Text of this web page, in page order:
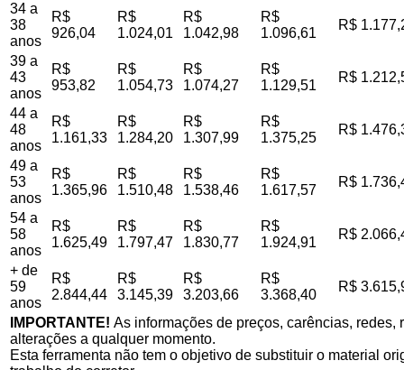
34 a
38
anos
R$
926,04
R$
1.024,01
R$
1.042,98
R$
1.096,61
R$
39 a
43
anos
R$
953,82
R$
1.054,73
R$
1.074,27
R$
1.129,51
R$
44 a
48
anos
R$
1.161,33
R$
1.284,20
R$
1.307,99
R$
1.375,25
R$
49 a
53
anos
R$
1.365,96
R$
1.510,48
R$
1.538,46
R$
1.617,57
R$
54 a
58
anos
R$
1.625,49
R$
1.797,47
R$
1.830,77
R$
1.924,91
R$
+ de
59
anos
R$
2.844,44
R$
3.145,39
R$
3.203,66
R$
3.368,40
R$
IMPORTANTE! As informações de preços, carências,
alterações a qualquer momento.
Esta ferramenta não tem o objetivo de substituir o material